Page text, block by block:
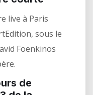
live à Paris
sous le
Foenkinos
de